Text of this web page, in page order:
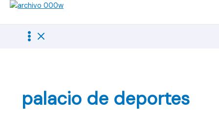
palacio de deportes